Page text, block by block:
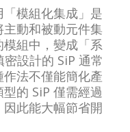
模組化集成」是
動和被動元件集
組中，變成「系
設計的 SiP 通常
法不僅能簡化產
的 SiP 僅需經過
此能大幅節省開